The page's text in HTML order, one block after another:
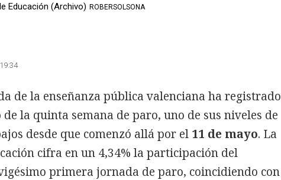
Educación (Archivo) ROBERSOLSONA
de la enseñanza pública valenciana ha registrado
la quinta semana de paro, uno de sus niveles de
desde que comenzó allá por el 11 de mayo. La
cifra en un 4,34% la participación del
primera jornada de paro, coincidiendo con